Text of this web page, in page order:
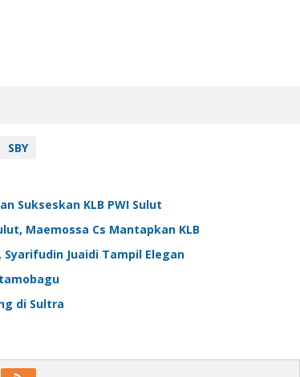
SBY
Sukseskan KLB PWI Sulut
Maemossa Cs Mantapkan KLB
Syarifudin Juaidi Tampil Elegan
di Sultra